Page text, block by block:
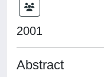
2001
Abstract